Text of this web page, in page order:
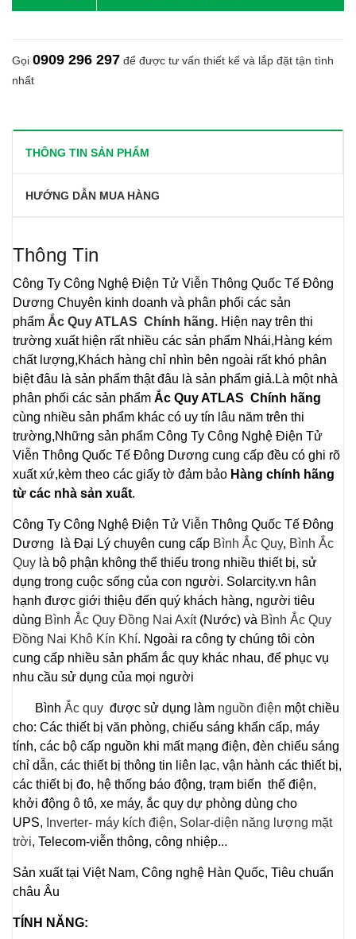
Gọi 0909 296 297 để được tư vấn thiết kế và lắp đặt tận tình
nhất
THÔNG TIN SẢN PHẨM
HƯỚNG DẪN MUA HÀNG
Thông Tin
Công Ty Công Nghệ Điện Tử Viễn Thông Quốc Tế Đông
Dương Chuyên kinh doanh và phân phối các sản
phẩm Ắc Quy ATLAS Chính hãng. Hiện nay trên thi
trường xuất hiện rất nhiều các sản phẩm Nhái,Hàng kém
chất lượng,Khách hàng chỉ nhìn bên ngoài rất khó phân
biệt đâu là sản phẩm thật đâu là sản phẩm giả.Là một nhà
phân phối các sản phẩm Ắc Quy ATLAS Chính hãng
cùng nhiều sản phẩm khác có uy tín lâu năm trên thi
trường,Những sản phẩm Công Ty Công Nghệ Điện Tử
Viễn Thông Quốc Tế Đông Dương cung cấp đều có ghi rõ
xuất xứ,kèm theo các giấy tờ đảm bảo Hàng chính hãng
từ các nhà sản xuất.
Công Ty Công Nghệ Điện Tử Viễn Thông Quốc Tế Đông
Dương là Đại Lý chuyên cung cấp Bình Ắc Quy, Bình Ắc
Quy là bộ phận không thể thiếu trong nhiều thiết bị, sử
dụng trong cuộc sống của con người. Solarcity.vn hân
hạnh được giới thiệu đến quý khách hàng, người tiêu
dùng Bình Ắc Quy Đồng Nai Axít (Nước) và Bình Ắc Quy
Đồng Nai Khô Kín Khí. Ngoài ra công ty chúng tôi còn
cung cấp nhiều sản phẩm ắc quy khác nhau, để phục vụ
nhu cầu sử dụng của mọi người
Bình Ắc quy được sử dụng làm nguồn điện một chiều
cho: Các thiết bị văn phòng, chiếu sáng khẩn cấp, máy
tính, các bộ cấp nguồn khi mất mạng điện, đèn chiếu sáng
chỉ dẫn, các thiết bị thông tin liên lạc, vận hành các thiết bị,
các thiết bị đo, hệ thống báo động, trạm biến thế điện,
khởi động ô tô, xe máy, ắc quy dự phòng dùng cho
UPS, Inverter- máy kích điện, Solar-diện năng lượng mặt
trời, Telecom-viễn thông, công nhiệp...
Sản xuất tại Việt Nam, Công nghệ Hàn Quốc, Tiêu chuẩn
châu Âu
TÍNH NĂNG: